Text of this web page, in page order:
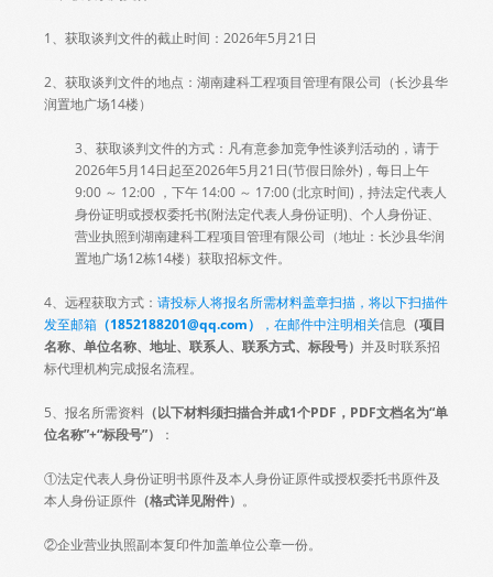
1、获取谈判文件的截止时间：2026年5月21日
2、获取谈判文件的地点：湖南建科工程项目管理有限公司（长沙县华
润置地广场14楼）
3、获取谈判文件的方式：凡有意参加竞争性谈判活动的，请于
2026年5月14日起至2026年5月21日(节假日除外)，每日上午
9:00 ～ 12:00 ，下午 14:00 ～ 17:00 (北京时间)，持法定代表人
身份证明或授权委托书(附法定代表人身份证明)、个人身份证、
营业执照到湖南建科工程项目管理有限公司（地址：长沙县华润
置地广场12栋14楼）获取招标文件。
4、远程获取方式： 请投标人将报名所需材料盖章扫描，将以下扫描件
发至邮箱 （1852188201@qq.com） ，在邮件中注明相关信息 （项目
名称、单位名称、地址、联系人、联系方式、 标段号） 并及时联系招
标代理机构完成报名流程。
5、报名所需资料 （以下材料须扫描合并成1个PDF，PDF文档名为“单
位名称”+“标段号”） ：
①法定代表人身份证明书原件及本人身份证原件或授权委托书原件及
本人身份证原件 （格式详见附件） 。
②企业营业执照副本复印件加盖单位公章一份。